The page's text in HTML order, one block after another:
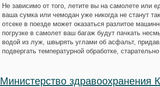
Не зависимо от того, летите вы на самолете или
ваша сумка или чемодан уже никогда не станут
отсеке в поезде может оказаться разлитое
погрузке в самолет ваш багаж будут пачкать
водой из луж, швырять углами об асфальт,
подвергать температурной обработке,
Министерство здравоохранения